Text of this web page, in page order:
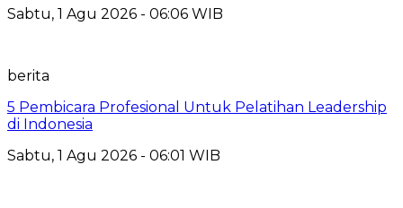
Sabtu, 1 Agu 2026 - 06:06 WIB
berita
5 Pembicara Profesional Untuk Pelatihan Leadership
di Indonesia
Sabtu, 1 Agu 2026 - 06:01 WIB